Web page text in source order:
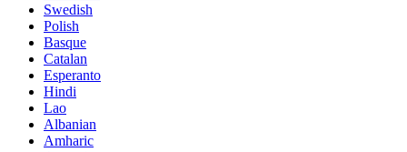
Swedish
Polish
Basque
Catalan
Esperanto
Hindi
Lao
Albanian
Amharic